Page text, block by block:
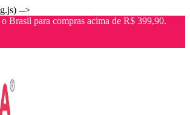
-->
Brasil para compras acima de R$ 399,90.